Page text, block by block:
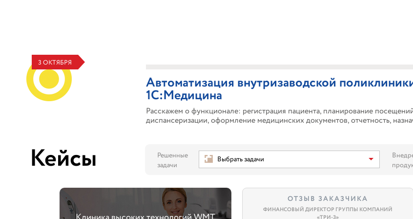
3 ОКТЯБРЯ
Автоматизация внутризаводской
1C:Медицина
Расскажем о функционале: регистрация пациента, планирование
диспансеризации, оформление медицинских документов, отчетность,
Кейсы
Решенные
задачи
Выбрать задачи
ОТЗЫВ ЗАКАЗЧИКА
ФИНАНСОВЫЙ ДИРЕКТОР ГРУППЫ КОМПАНИЙ